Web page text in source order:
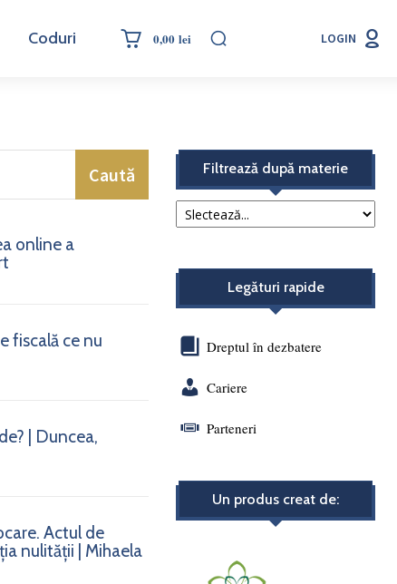
Coduri 0,00 lei LOGIN
Caută
online a
fiscală ce nu
| Duncea,
Actul de
nulității | Mihaela
Filtrează după materie
Legături rapide
Dreptul în dezbatere
Cariere
Parteneri
Un produs creat de: